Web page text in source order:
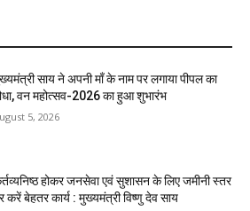
साय ने अपनी माँ के नाम पर लगाया पीपल का
वन महोत्सव-2026 का हुआ शुभारंभ
5, 2026
होकर जनसेवा एवं सुशासन के लिए जमीनी स्तर
करें बेहतर कार्य : मुख्यमंत्री विष्णु देव साय